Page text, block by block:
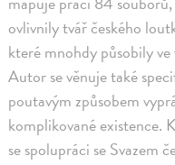
ovlivnily tvář českého
které mnohdy působily
Autor se věnuje také
poutavým způsobem
komplikované existence.
se spolupráci se Svazem